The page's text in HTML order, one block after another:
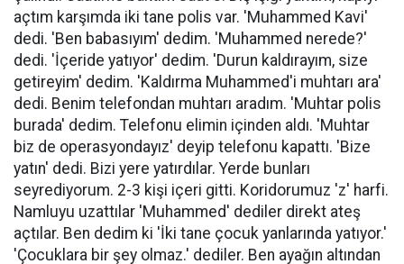
açtım karşımda iki tane polis var. 'Muhammed Kavi'
dedi. 'Ben babasıyım' dedim. 'Muhammed nerede?'
dedi. 'İçeride yatıyor' dedim. 'Durun kaldırayım, size
getireyim' dedim. 'Kaldırma Muhammed'i muhtarı ara'
dedi. Benim telefondan muhtarı aradım. 'Muhtar polis
burada' dedim. Telefonu elimin içinden aldı. 'Muhtar
biz de operasyondayız' deyip telefonu kapattı. 'Bize
yatın' dedi. Bizi yere yatırdılar. Yerde bunları
seyrediyorum. 2-3 kişi içeri gitti. Koridorumuz 'z' harfi.
Namluyu uzattılar 'Muhammed' dediler direkt ateş
açtılar. Ben dedim ki 'İki tane çocuk yanlarında yatıyor.'
'Çocuklara bir şey olmaz.' dediler. Ben ayağın altından